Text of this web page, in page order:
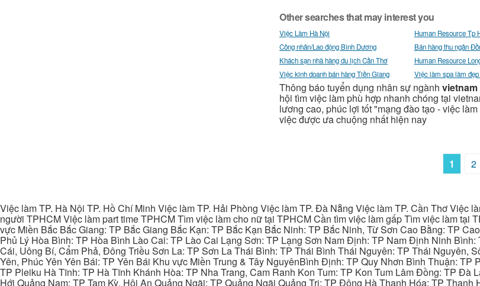
Other searches that may interest you
Việc Làm Hà Nội Human Resource Tp
Công nhân/Lao động Bình Dương
Bán hàng thu ngân
Khách sạn nhà hàng du lịch Cần Thơ
Human Resource
Việc kinh doanh bán hàng Tiền Giang
Việc làm spa làm
Thông báo tuyển dụng nhân sự ngành vietnam
hội tìm việc làm phù hợp nhanh chóng tại
lương cao, phúc lợi tốt "mạng đào tạo - việc
việc được ưa chuộng nhất hiện nay
1 2
Việc làm TP. Hà Nội TP. Hồ Chí Minh Việc làm TP. Hải Phòng Việc làm TP. Đà Nẵng Việc làm TP. Cần Thơ Việc
người TPHCM Việc làm part time TPHCM Tìm việc làm cho nữ tại TPHCM Cần tìm việc làm gấp Tìm việc làm tại
vực Miền Bắc Bắc Giang: TP Bắc Giang Bắc Kạn: TP Bắc Kạn Bắc Ninh: TP Bắc Ninh, Từ Sơn Cao Bằng: TP
Phủ Lý Hòa Bình: TP Hòa Bình Lào Cai: TP Lào Cai Lạng Sơn: TP Lạng Sơn Nam Định: TP Nam Định Ninh
Cái, Uông Bí, Cẩm Phả, Đông Triều Sơn La: TP Sơn La Thái Bình: TP Thái Bình Thái Nguyên: TP Thái Nguyên,
Yên, Phúc Yên Yên Bái: TP Yên Bái Khu vực Miền Trung & Tây NguyênBình Định: TP Quy Nhơn Bình Thuận:
TP Pleiku Hà Tĩnh: TP Hà Tĩnh Khánh Hòa: TP Nha Trang, Cam Ranh Kon Tum: TP Kon Tum Lâm Đồng: TP
Hới Quảng Nam: TP Tam Kỳ, Hội An Quảng Ngãi: TP Quảng Ngãi Quảng Trị: TP Đông Hà Thanh Hóa: TP